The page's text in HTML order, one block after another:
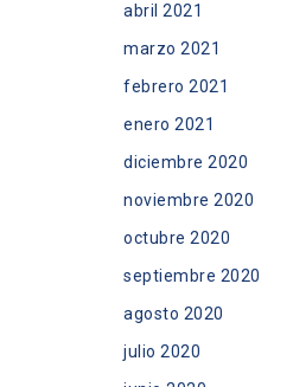
abril 2021
marzo 2021
febrero 2021
enero 2021
diciembre 2020
noviembre 2020
octubre 2020
septiembre 2020
agosto 2020
julio 2020